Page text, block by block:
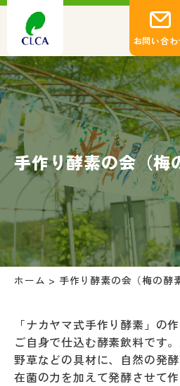
お問い合
手作り酵素の会（梅
ホーム > 手作り酵素の会（梅の酵素
「ナカヤマ式手作り酵素」の
ご自身で仕込む酵素飲料です
野草などの具材に、自然の発
在菌の力を加えて発酵させて